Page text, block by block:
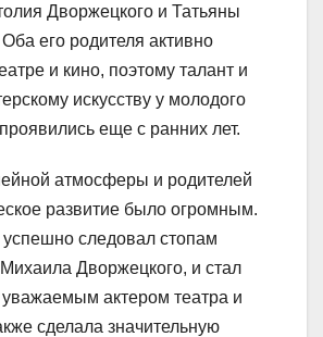
Дворжецкого и Татьяны
его родителя активно
и кино, поэтому талант и
искусству у молодого
еще с ранних лет.
атмосферы и родителей
развитие было огромным.
следовал стопам
Дворжецкого, и стал
актером театра и
сделала значительную